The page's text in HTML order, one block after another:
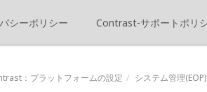
シーポリシー Contrast-サポートポリ
：プラットフォームの設定 システム管理(EOP)